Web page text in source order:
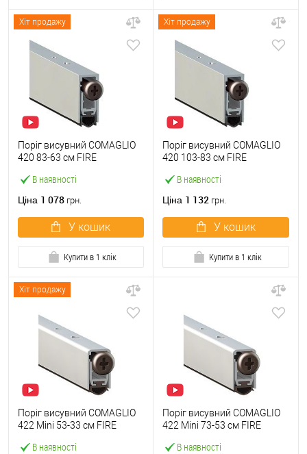
Хіт продажу
В наявності
Поріг висувний COMAGLIO
420 83-63 см FIRE
Ціна 1 078 грн.
У кошик
Купити в 1 клік
Хіт продажу
В наявності
Поріг висувний COMAGLIO
420 103-83 см FIRE
Ціна 1 132 грн.
У кошик
Купити в 1 клік
Хіт продажу
В наявності
Поріг висувний COMAGLIO
422 Mini 53-33 cм FIRE
В наявності
Поріг висувний COMAGLIO
422 Mini 73-53 cм FIRE